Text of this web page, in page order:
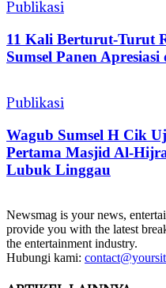
Publikasi
11 Kali Berturut-Turut
Sumsel Panen
Publikasi
Wagub Sumsel H Cik
Pertama Masjid Al-
Lubuk Linggau
Newsmag is your news,
provide you with the latest
the entertainment industry.
Hubungi kami: